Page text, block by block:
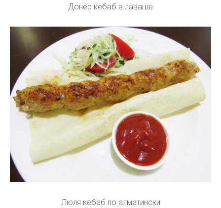
Донер кебаб в лаваше
Люля кебаб по алматински